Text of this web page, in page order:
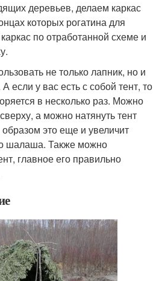
деревьев, делаем каркас
которых рогатина для
по отработанной схеме и
не только лапник, но и
если у вас есть с собой тент, то
в несколько раз. Можно
а можно натянуть тент
это еще и увеличит
шалаша. Также можно
главное его правильно